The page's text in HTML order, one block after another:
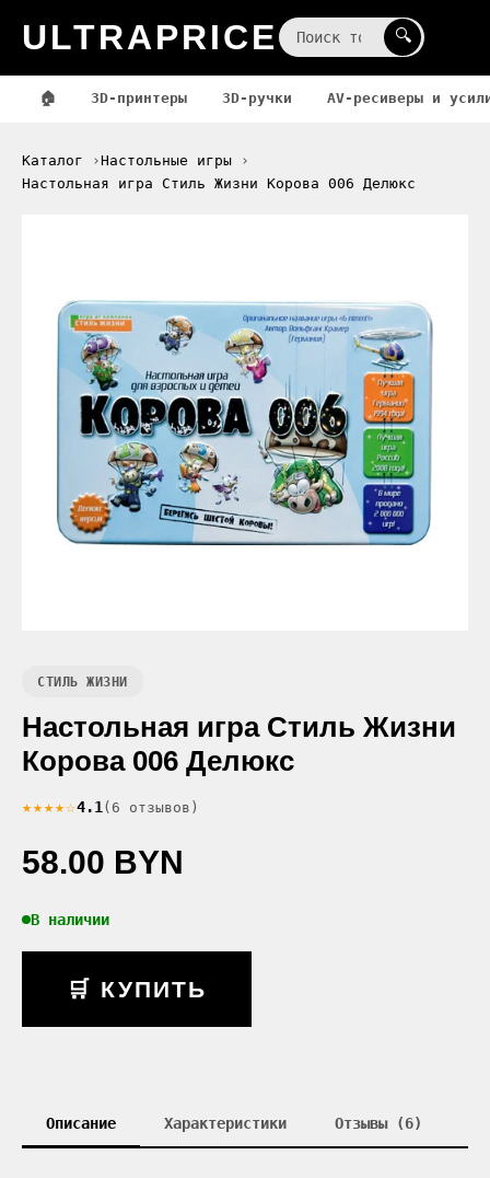
ULTRAPRICE 🔍
🏠 3D-принтеры 3D-ручки AV-ресиверы и
Каталог
Настольные игры
Настольная игра Стиль Жизни Корова 006 Делюкс
СТИЛЬ ЖИЗНИ
Настольная игра Стиль Жизни
Корова 006 Делюкс
★★★★☆4.1 (6 отзывов)
58.00 BYN
В наличии
🛒 КУПИТЬ
Описание Характеристики Отзывы (6)